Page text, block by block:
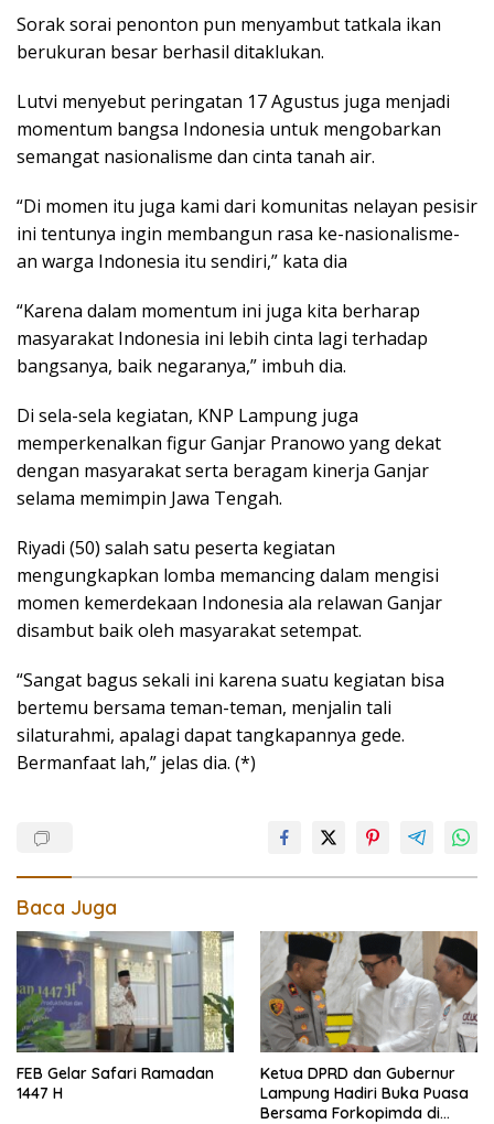
Sorak sorai penonton pun menyambut tatkala ikan
berukuran besar berhasil ditaklukan.
Lutvi menyebut peringatan 17 Agustus juga menjadi
momentum bangsa Indonesia untuk mengobarkan
semangat nasionalisme dan cinta tanah air.
“Di momen itu juga kami dari komunitas nelayan pesisir
ini tentunya ingin membangun rasa ke-nasionalisme-
an warga Indonesia itu sendiri,” kata dia
“Karena dalam momentum ini juga kita berharap
masyarakat Indonesia ini lebih cinta lagi terhadap
bangsanya, baik negaranya,” imbuh dia.
Di sela-sela kegiatan, KNP Lampung juga
memperkenalkan figur Ganjar Pranowo yang dekat
dengan masyarakat serta beragam kinerja Ganjar
selama memimpin Jawa Tengah.
Riyadi (50) salah satu peserta kegiatan
mengungkapkan lomba memancing dalam mengisi
momen kemerdekaan Indonesia ala relawan Ganjar
disambut baik oleh masyarakat setempat.
“Sangat bagus sekali ini karena suatu kegiatan bisa
bertemu bersama teman-teman, menjalin tali
silaturahmi, apalagi dapat tangkapannya gede.
Bermanfaat lah,” jelas dia. (*)
Baca Juga
FEB Gelar Safari Ramadan
1447 H
Ketua DPRD dan Gubernur
Lampung Hadiri Buka Puasa
Bersama Forkopimda di